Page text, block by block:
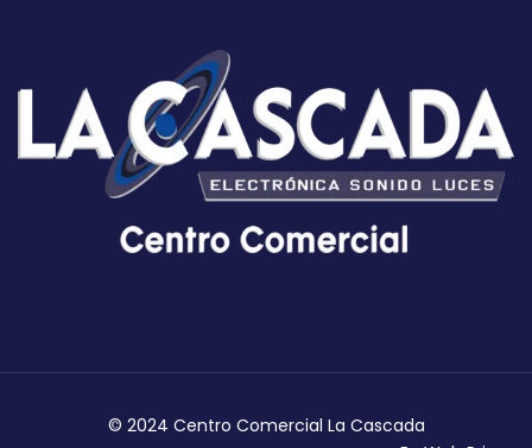
© 2024 Centro Comercial La Cascada